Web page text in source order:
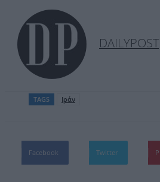
DAILYPOST
TAGS Ιράν
Facebook Twitter